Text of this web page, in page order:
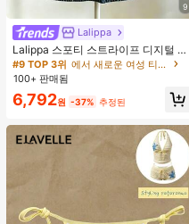
9
Lalippa
Lalippa 스포티 스트라이프 디지털 프
린트 패션 미니멀리스트 여성용 라펠
브이넥 드롭 숄더 반팔 티셔츠 친구 선
물
#9 TOP 3위
에서 새로운 여성 티셔츠
100+ 판매됨
6,792원 -37% 추정된